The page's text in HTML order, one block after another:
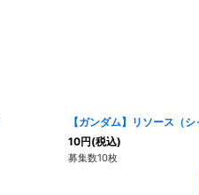
【ガンダム】リソース（
10円(税込)
募集数10枚